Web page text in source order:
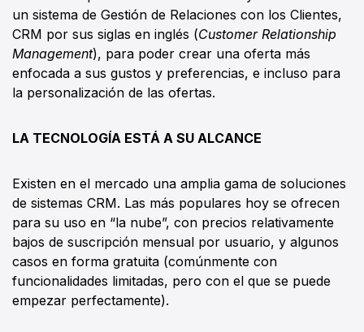
un sistema de Gestión de Relaciones con los Clientes,
CRM por sus siglas en inglés (Customer Relationship
Management), para poder crear una oferta más
enfocada a sus gustos y preferencias, e incluso para
la personalización de las ofertas.
LA TECNOLOGÍA ESTÁ A SU ALCANCE
Existen en el mercado una amplia gama de soluciones
de sistemas CRM. Las más populares hoy se ofrecen
para su uso en “la nube”, con precios relativamente
bajos de suscripción mensual por usuario, y algunos
casos en forma gratuita (comúnmente con
funcionalidades limitadas, pero con el que se puede
empezar perfectamente).